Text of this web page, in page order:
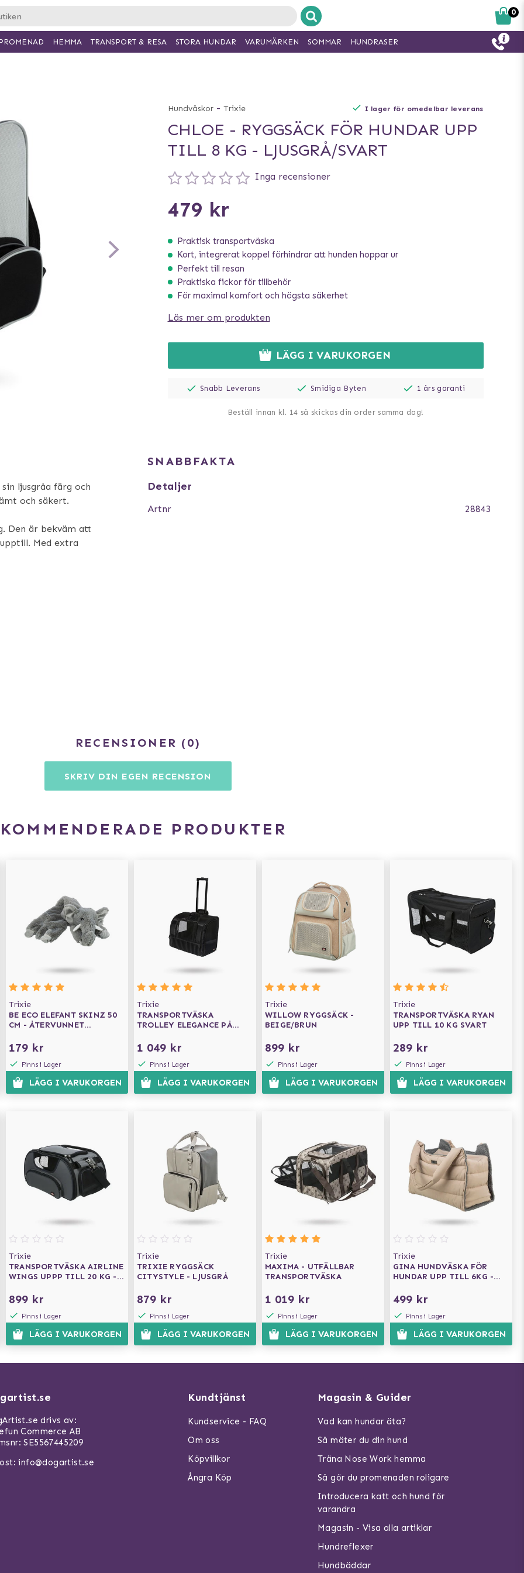
Hundväskor - Trixie I lager för omedelbar leverans
CHLOE - RYGGSÄCK FÖR HUNDAR UPP
TILL 8 KG - LJUSGRÅ/SVART
Inga recensioner
479 kr
Praktisk transportväska
Kort, integrerat koppel förhindrar att hunden hoppar ur
Perfekt till resan
Praktiska fickor för tillbehör
För maximal komfort och högsta säkerhet
Läs mer om produkten
LÄGG I VARUKORGEN
Snabb Leverans Smidiga Byten 1 års garanti
Beställ innan kl. 14 så skickas din order samma dag!
ljusgråa färg och
och säkert.
Den är bekväm att
Med extra
SNABBFAKTA
Detaljer
Artnr 28843
RECENSIONER 0
SKRIV DIN EGEN RECENSION
PRODUKTER
Trixie
BE ECO ELEFANT SKINZ 50
CM - ÅTERVUNNET
179 kr
Finns i Lager
LÄGG I VARUKORGEN
Trixie
TRANSPORTVÄSKA
TROLLEY ELEGANCE PÅ
1 049 kr
Finns i Lager
LÄGG I VARUKORGEN
Trixie
WILLOW RYGGSÄCK -
BEIGE/BRUN
899 kr
Finns i Lager
LÄGG I VARUKORGEN
Trixie
TRANSPORTVÄSKA RYAN
UPP TILL 10 KG SVART
289 kr
Finns i Lager
LÄGG I VARUKORGEN
Trixie
TRANSPORTVÄSKA AIRLINE
WINGS UPPP TILL 20 KG -
899 kr
Finns i Lager
LÄGG I VARUKORGEN
Trixie
TRIXIE RYGGSÄCK
CITYSTYLE - LJUSGRÅ
879 kr
Finns i Lager
LÄGG I VARUKORGEN
Trixie
MAXIMA - UTFÄLLBAR
TRANSPORTVÄSKA
1 019 kr
Finns i Lager
LÄGG I VARUKORGEN
Trixie
GINA HUNDVÄSKA FÖR
HUNDAR UPP TILL 6KG -
499 kr
Finns i Lager
LÄGG I VARUKORGEN
0
HEMMA TRANSPORT & RESA STORA HUNDAR VARUMÄRKEN SOMMAR HUNDRASER
drivs av:
Commerce AB
SE5567445209
info@dogartist.se
Kundtjänst
Kundservice - FAQ
Om oss
Köpvillkor
Ångra Köp
Magasin & Guider
Vad kan hundar äta?
Så mäter du din hund
Träna Nose Work hemma
Så gör du promenaden roligare
Introducera katt och hund för
varandra
Magasin - Visa alla artiklar
Hundreflexer
Hundbäddar